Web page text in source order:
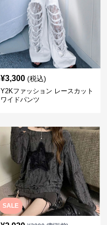
¥3,300 (税込)
Y2Kファッション レースカット
ワイドパンツ
SALE